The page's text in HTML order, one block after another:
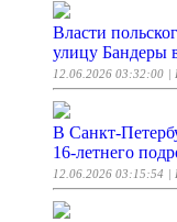
Власти
улицу Бандеры
12.06.2026 03:32:00
В Санкт-
16-летнего
12.06.2026 03:15:54